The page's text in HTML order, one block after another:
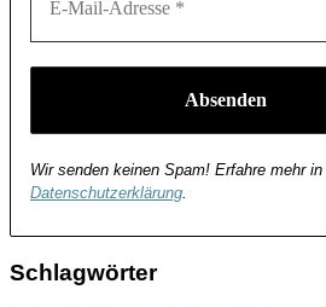
Wir senden keinen Spam! Erfahre mehr in
Datenschutzerklärung.
Schlagwörter